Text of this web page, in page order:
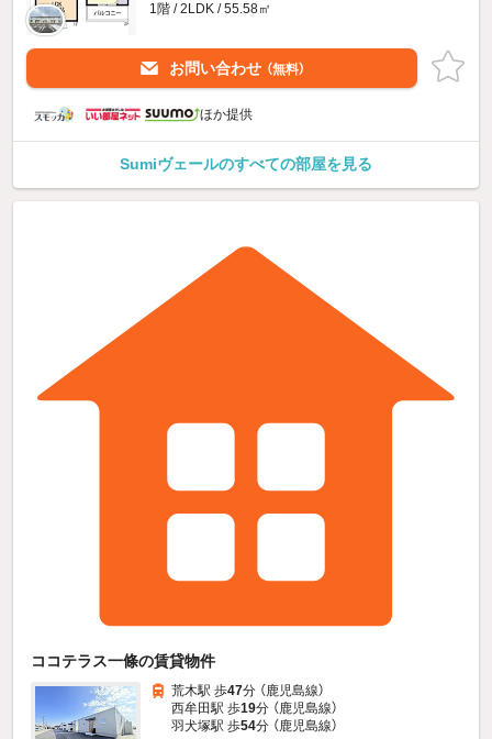
1階 / 2LDK / 55.58㎡
お問い合わせ （無料）
ほか提供
Sumiヴェールのすべての部屋を見る
ココテラス一條の賃貸物件
荒木駅 歩47分 （鹿児島線）
西牟田駅 歩19分 （鹿児島線）
羽犬塚駅 歩54分 （鹿児島線）